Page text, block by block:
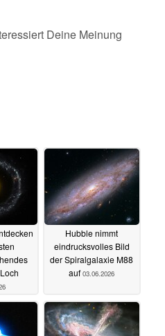
Deine Meinung
Hubble nimmt
eindrucksvolles Bild
der Spiralgalaxie M88
auf 03.06.2026